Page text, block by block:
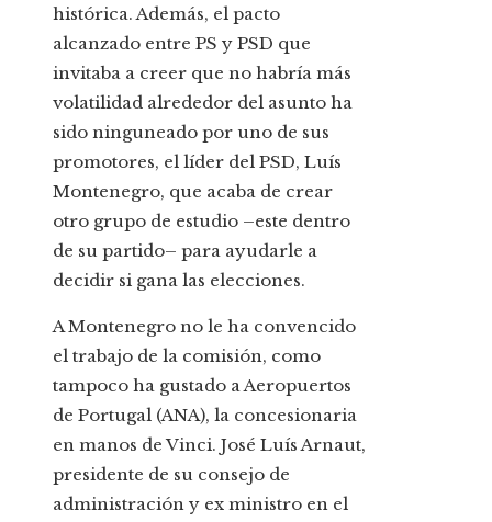
histórica. Además, el pacto
alcanzado entre PS y PSD que
invitaba a creer que no habría más
volatilidad alrededor del asunto ha
sido ninguneado por uno de sus
promotores, el líder del PSD, Luís
Montenegro, que acaba de crear
otro grupo de estudio –este dentro
de su partido– para ayudarle a
decidir si gana las elecciones.
A Montenegro no le ha convencido
el trabajo de la comisión, como
tampoco ha gustado a Aeropuertos
de Portugal (ANA), la concesionaria
en manos de Vinci. José Luís Arnaut,
presidente de su consejo de
administración y ex ministro en el